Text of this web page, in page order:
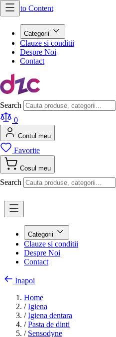
Skip to Content
Categorii
Clauze si conditii
Despre Noi
Contact
Search
0
Contul meu
Favorite
Cosul meu
Search
Categorii
Clauze si conditii
Despre Noi
Contact
Inapoi
Home
/ Igiena
/ Igiena dentara
/ Pasta de dinti
/ Sensodyne